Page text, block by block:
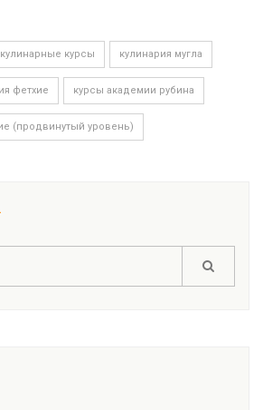
кулинарные курсы кулинария мугла
фетхие курсы академии рубина
(продвинутый уровень)